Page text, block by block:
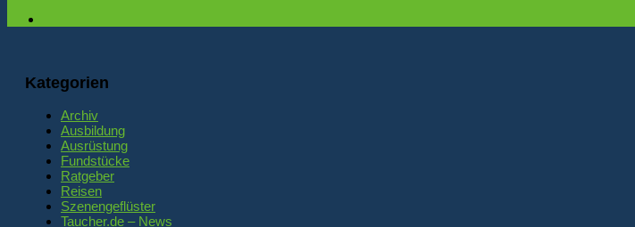
Kategorien
Archiv
Ausbildung
Ausrüstung
Fundstücke
Ratgeber
Reisen
Szenengeflüster
Taucher.de – News